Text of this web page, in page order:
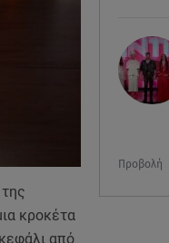
Προβολή
κροκέτα
από